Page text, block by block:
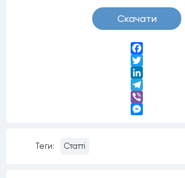
Скачати
Facebook
Twitter
LinkedIn
Telegram
Viber
Теги: Статті